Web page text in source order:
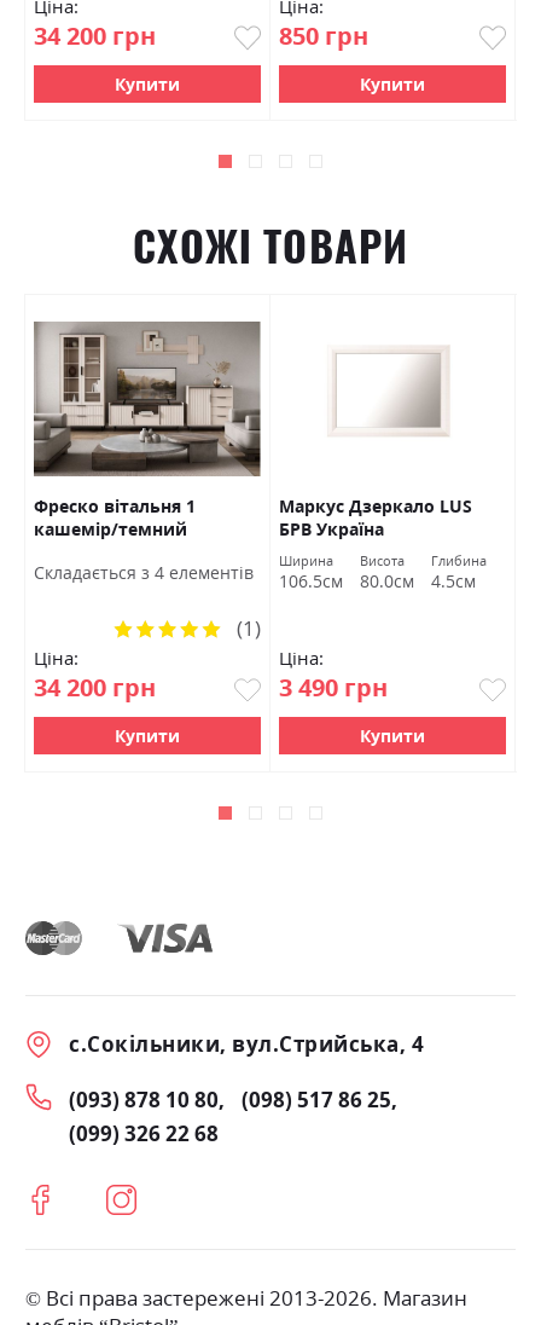
Ціна:
34 200 грн
Купити
Ціна:
850 грн
Купити
СХОЖІ ТОВАРИ
Фреско вітальня 1
кашемір/темний
Cкладається з 4 елементів
Ціна:
34 200 грн
Рейтинг:
(1)
Купити
Маркус Дзеркало LUS
БРВ Україна
Ширина
106.5см
Висота
80.0см
Глибина
4.5см
Ціна:
3 490 грн
Купити
с.Сокільники, вул.Стрийська, 4
(093) 878 10 80
(098) 517 86 25
(099) 326 22 68
© Всі права застережені 2013-2026. Магазин